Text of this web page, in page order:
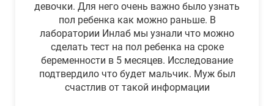
девочки. Для него очень важно было узнать
пол ребенка как можно раньше. В
лаборатории Инлаб мы узнали что можно
сделать тест на пол ребенка на сроке
беременности в 5 месяцев. Исследование
подтвердило что будет мальчик. Муж был
счастлив от такой информации